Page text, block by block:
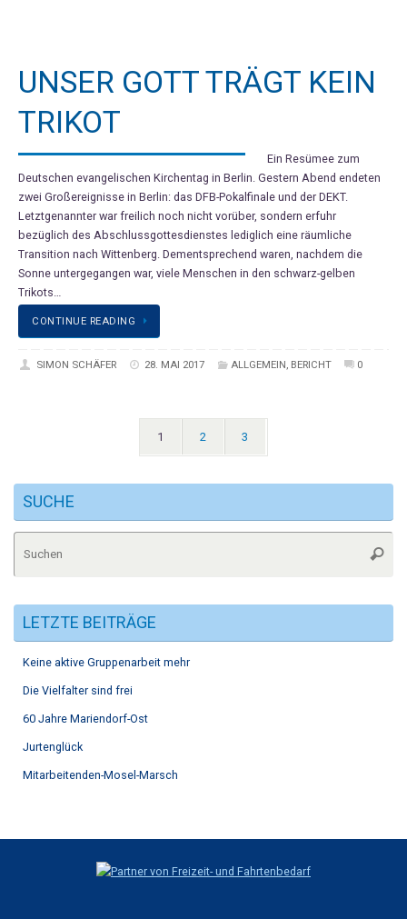
UNSER GOTT TRÄGT KEIN
TRIKOT
Ein Resümee zum
Deutschen evangelischen Kirchentag in Berlin. Gestern Abend endeten
zwei Großereignisse in Berlin: das DFB-Pokalfinale und der DEKT.
Letztgenannter war freilich noch nicht vorüber, sondern erfuhr
bezüglich des Abschlussgottesdienstes lediglich eine räumliche
Transition nach Wittenberg. Dementsprechend waren, nachdem die
Sonne untergegangen war, viele Menschen in den schwarz-gelben
Trikots…
CONTINUE READING
SIMON SCHÄFER 28. MAI 2017 ALLGEMEIN BERICHT 0
1 2 3
SUCHE
LETZTE BEITRÄGE
Keine aktive Gruppenarbeit mehr
Die Vielfalter sind frei
60 Jahre Mariendorf-Ost
Jurtenglück
Mitarbeitenden-Mosel-Marsch